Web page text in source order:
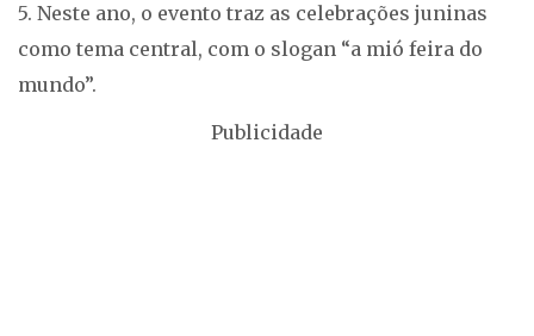
5. Neste ano, o evento traz as celebrações juninas
como tema central, com o slogan “a mió feira do
mundo”.
Publicidade